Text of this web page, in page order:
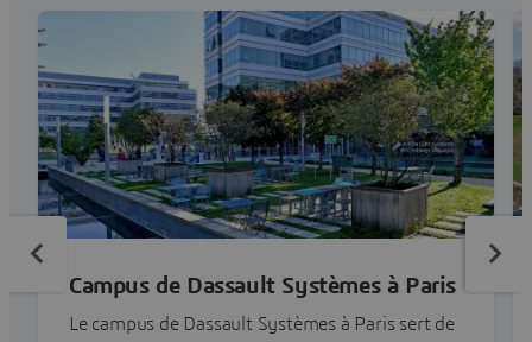
Campus de Dassault Systèmes à Paris
Le campus de Dassault Systèmes à Paris sert de